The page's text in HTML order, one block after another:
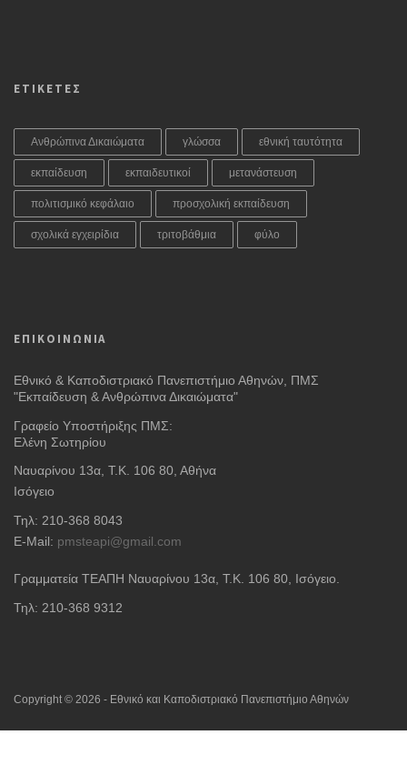
ΕΤΙΚΕΤΕΣ
Ανθρώπινα Δικαιώματα γλώσσα εθνική ταυτότητα
εκπαίδευση εκπαιδευτικοί μετανάστευση
πολιτισμικό κεφάλαιο προσχολική εκπαίδευση
σχολικά εγχειρίδια τριτοβάθμια φύλο
ΕΠΙΚΟΙΝΩΝΙΑ
Εθνικό & Καποδιστριακό Πανεπιστήμιο Αθηνών, ΠΜΣ
"Εκπαίδευση & Ανθρώπινα Δικαιώματα"
Γραφείο Υποστήριξης ΠΜΣ:
Ελένη Σωτηρίου
Ναυαρίνου 13α, Τ.Κ. 106 80, Αθήνα
Ισόγειο
Τηλ: 210-368 8043
E-Mail: pmsteapi@gmail.com
Γραμματεία ΤΕΑΠΗ Ναυαρίνου 13α , Τ.Κ. 106 80, Ισόγειο.
Τηλ: 210-368 9312
Copyright © 2026 - Εθνικό και Καποδιστριακό Πανεπιστήμιο Αθηνών